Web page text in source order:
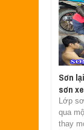
Sơn
sơn
Lớp
qua
thay